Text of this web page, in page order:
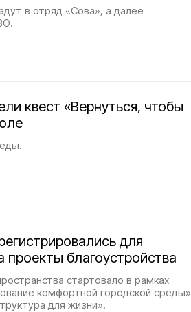
в отряд «Сова», а далее
квест «Вернуться, чтобы
для
благоустройства
стартовало в рамках
комфортной городской среды»
для жизни».